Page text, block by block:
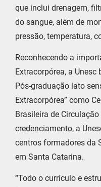
que inclui drenagem,
do sangue, além de
pressão, temperatura,
Reconhecendo a
Extracorpórea, a
Pós-graduação lato
Extracorpórea” como
Brasileira de
credenciamento, a
centros formadores da
em Santa Catarina.
“Todo o currículo e